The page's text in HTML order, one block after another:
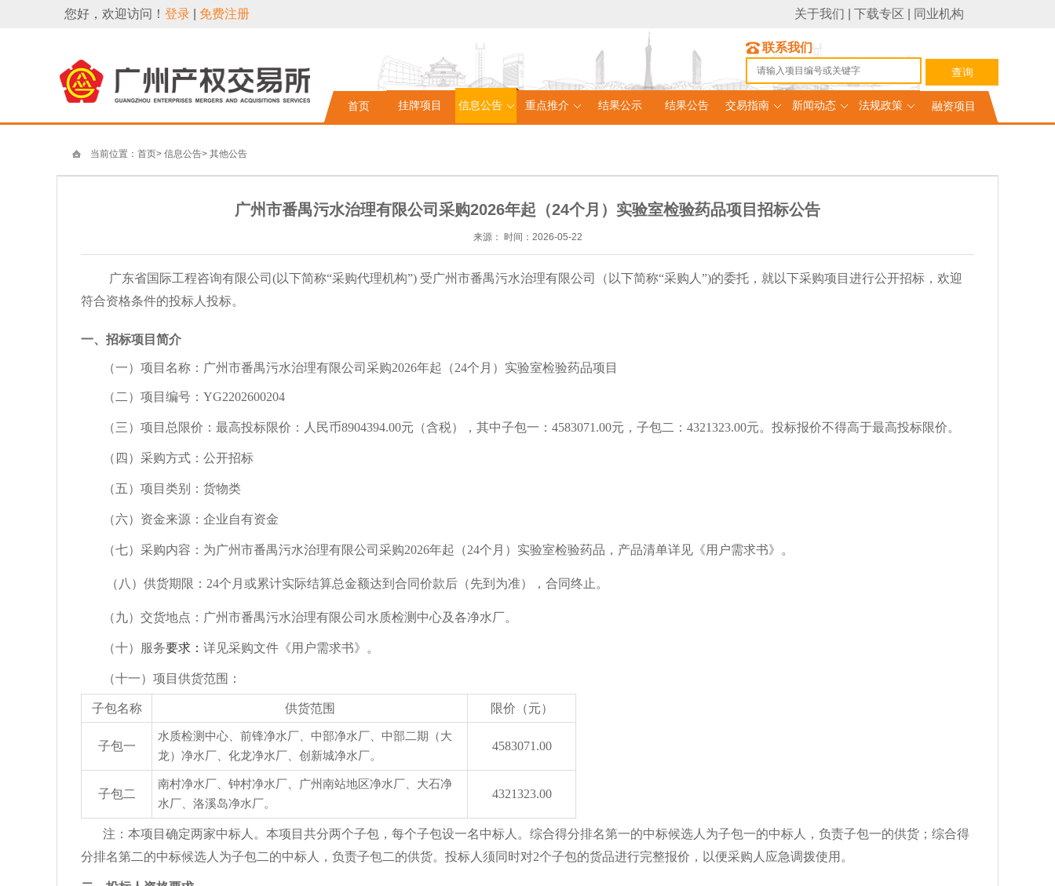
您好，欢迎访问！ 登录 免费注册 关于我们 下载专区 同业机构
联系我们
首页 挂牌项目 信息公告 重点推介 结果公示 结果公告 交易指南 新闻动态 法规政策 融资项目
当前位置： 首页> 信息公告> 其他公告
广州市番禺污水治理有限公司采购2026年起（24个月）实验室检验药品项目招标公告
来源： 时间： 2026-05-22
广东省国际工程咨询有限公司 (以下简称“采购代理机构”) 受广州市番禺污水治理有限公司 （以下简称“采购人”)的委托，就以下采购项目进行公开招标，欢迎
符合资格条件的投标人投标。
一、招标项目简介
（一）项目名称： 广州市番禺污水治理有限公司采购2026年起（24个月）实验室检验药品项目
（二） 项目编号： YG2202600204
（三） 项目 总 限价： 最高投标限价： 人 民币8904394.00元 （含税），其中子包一： 4583071.00元，子包二：4321323.00元。 投标报价不得高于最高投标限价。
（四） 采购方式：公开招标
（五） 项目类别： 货物类
（六） 资金来源：企业自有资金
（七） 采购内容：为广州市番禺污水治理有限公司采购2026年起（24个月）实验室检验药品 ，产品清单详见《用户需求书》。
（八） 供货期限 ： 24个月或累计实际结算总金额达到合同价款后（先到为准），合同终止。
（九）交货地点：广州市番禺污水治理有限公司水质检测中心及各净水厂。
（十） 服务要求： 详见采购文件《用户需求书》。
（十一） 项目 供货范围：
子包名称 供货范围 限价（元）
子包一
水质检测中心、 前锋净水厂、中部净水厂、 中部二期（大
龙）净水厂、 化龙净水厂 创新城净水厂。
4583071 .00
子包二
南村净水厂、 钟村净水厂、 广州南站地区净水厂、 大石净
水厂
洛溪岛净水厂。
4321323.00
注：本项目确定两家中标人。本项目共分两个子包，每个子包设一名中标人。 综合得分排名第一的中标候选人为子包一的中标人，负责子包一的供货；综合得
分排名第二的中标候选人为子包二的中标人，负责子包二的供货。 投标人须同时对2个子包的货品进行完整报价，以便采购人应急调拨使用 。